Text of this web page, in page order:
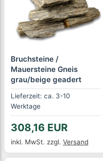
Bruchsteine /
Mauersteine Gneis
grau/beige geadert
Lieferzeit: ca. 3-10
Werktage
308,16 EUR
inkl. MwSt. zzgl. Versand